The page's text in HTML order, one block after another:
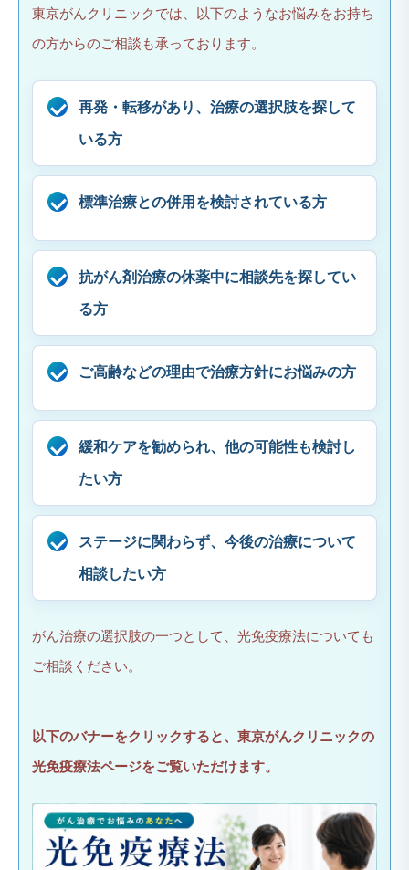
東京がんクリニックでは、以下のようなお悩みをお持ち
の方からのご相談も承っております。
再発・転移があり、治療の選択肢を探して
いる方
標準治療との併用を検討されている方
抗がん剤治療の休薬中に相談先を探してい
る方
ご高齢などの理由で治療方針にお悩みの方
緩和ケアを勧められ、他の可能性も検討し
たい方
ステージに関わらず、今後の治療について
相談したい方
がん治療の選択肢の一つとして、光免疫療法についても
ご相談ください。
以下のバナーをクリックすると、東京がんクリニックの
光免疫療法ページをご覧いただけます。